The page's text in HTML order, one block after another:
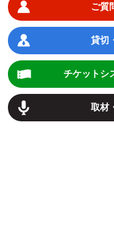
ご質
貸切
チケットシ
取材